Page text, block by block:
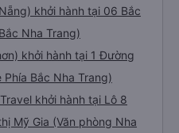
khởi hành tại 06 Bắc
Nha Trang)
khởi hành tại 1 Đường
Bắc Nha Trang)
khởi hành tại Lô 8
Mỹ Gia (Văn phòng Nha